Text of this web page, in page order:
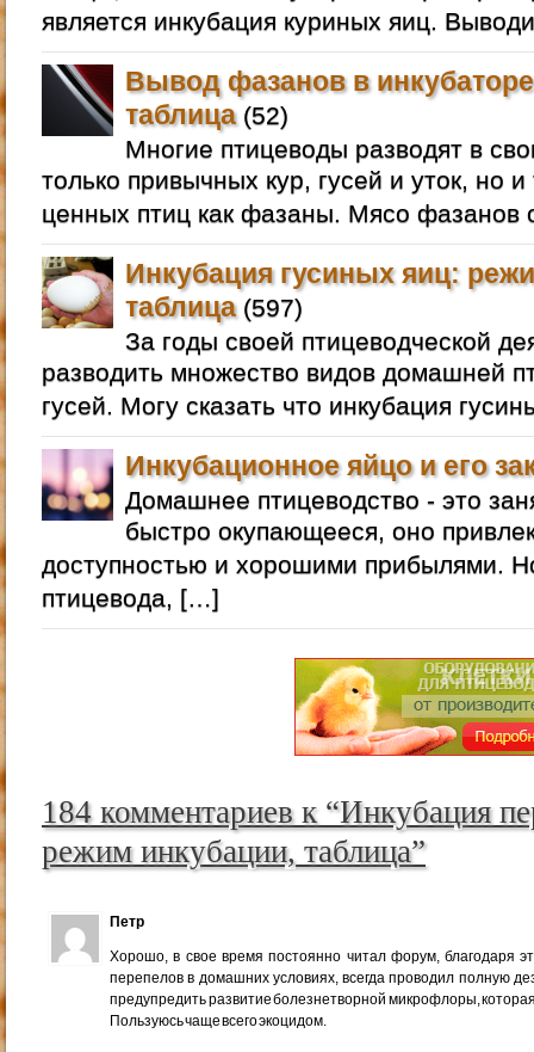
является инкубация куриных яиц.
Вывод фазанов в
таблица(52)
Многие птицеводы разводят в
только привычных кур, гусей и уток, но
ценных птиц как фазаны. Мясо фазанов
Инкубация гусиных яиц:
таблица(597)
За годы своей птицеводческой
разводить множество видов домашней
гусей. Могу сказать что инкубация
Инкубационное яйцо и его
Домашнее птицеводство - это
быстро окупающееся, оно
доступностью и хорошими прибылями.
птицевода, […]
184 комментариев к “Инкубация
режим инкубации, таблица”
Петр
Хорошо, в свое время постоянно читал форум, благодаря
перепелов в домашних условиях, всегда проводил полную
предупредить развитие болезнетворной микрофлоры,
Пользуюсь чаще всего экоцидом.